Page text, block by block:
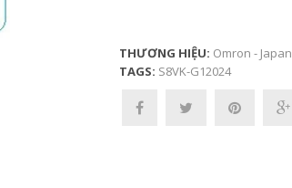
THƯƠNG HIỆU: Omron - Japan
TAGS: S8VK-G12024